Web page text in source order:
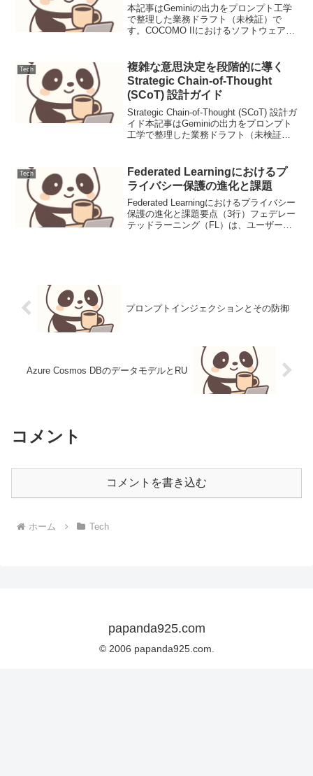
本記事はGeminiの出力をプロンプト工学
で整理した業務ドラフト（未検証）で
す。COCOMO IIにおけるソフトウェア開
コストドライバ、スケールファクタを用
いて...
Tech
複雑な意思決定を段階的に導く
Strategic Chain-of-Thought
(SCoT) 設計ガイド
Strategic Chain-of-Thought (SCoT) 設計ガ
イド本記事はGeminiの出力をプロンプト
工学で整理した業務ドラフト（未検証）
Tech
Federated Learningにおけるプ
ライバシー保護の進化と課題
Federated Learningにおけるプライバシー
保護の進化と課題要点（3行）フェデレー
テッドラーニング（FL）は、ユーザーの
プロンプトインジェクションとその防御
Azure Cosmos DBのデータモデルとRU
コメント
コメントを書き込む
ホーム Tech
papanda925.com
© 2006 papanda925.com.